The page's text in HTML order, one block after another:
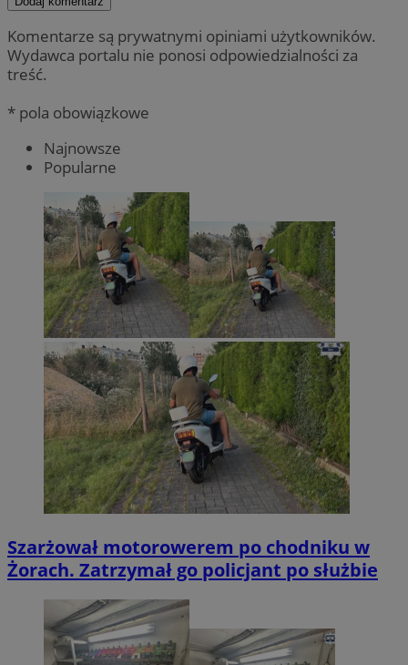
Komentarze są prywatnymi opiniami użytkowników.
Wydawca portalu nie ponosi odpowiedzialności za
treść.
* pola obowiązkowe
Najnowsze
Popularne
Szarżował motorowerem po chodniku w
Żorach. Zatrzymał go policjant po służbie